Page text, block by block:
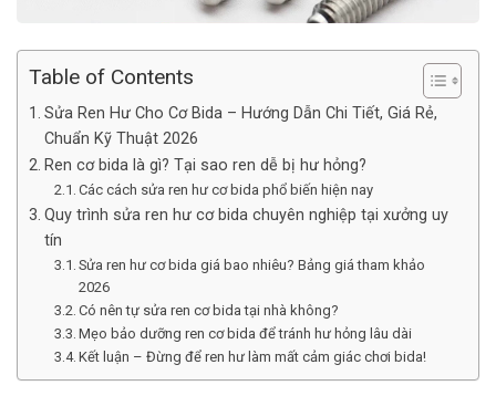
Table of Contents
Sửa Ren Hư Cho Cơ Bida – Hướng Dẫn Chi Tiết, Giá Rẻ,
Chuẩn Kỹ Thuật 2026
Ren cơ bida là gì? Tại sao ren dễ bị hư hỏng?
Các cách sửa ren hư cơ bida phổ biến hiện nay
Quy trình sửa ren hư cơ bida chuyên nghiệp tại xưởng uy
tín
Sửa ren hư cơ bida giá bao nhiêu? Bảng giá tham khảo
2026
Có nên tự sửa ren cơ bida tại nhà không?
Mẹo bảo dưỡng ren cơ bida để tránh hư hỏng lâu dài
Kết luận – Đừng để ren hư làm mất cảm giác chơi bida!